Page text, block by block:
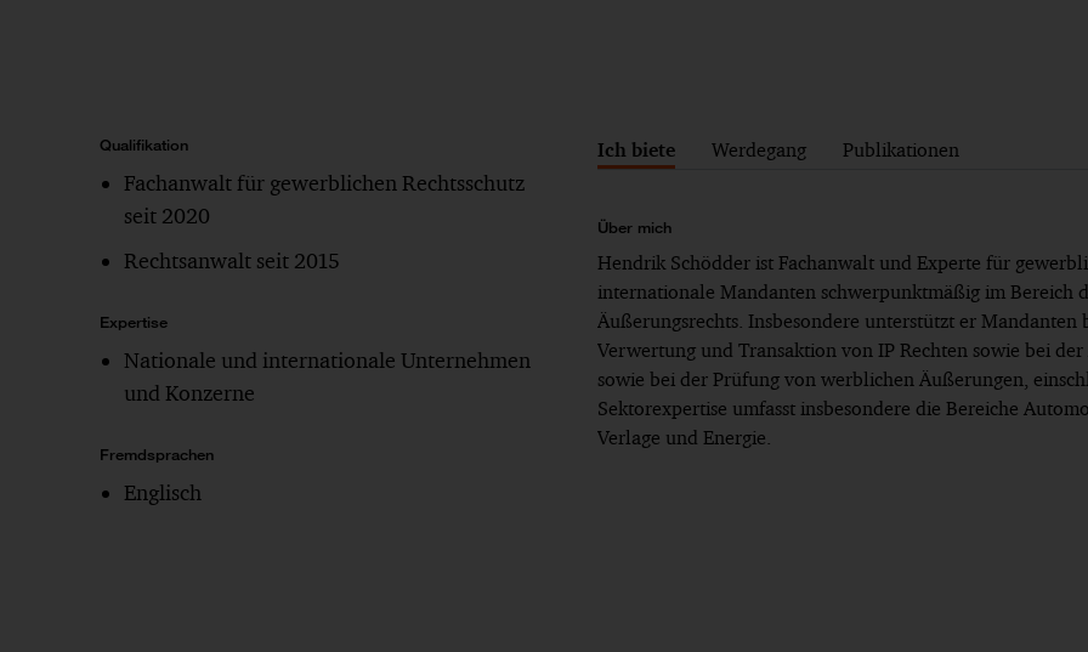
Qualifikation
Fachanwalt für gewerblichen Rechtsschutz
seit 2020
Rechtsanwalt seit 2015
Expertise
Nationale und internationale Unternehmen
und Konzerne
Fremdsprachen
Englisch
Ich biete Werdegang Publikationen
Über mich
Hendrik Schödder ist Fachanwalt und Experte für
internationale Mandanten schwerpunktmäßig im Bereich
Äußerungsrechts. Insbesondere unterstützt er
Verwertung und Transaktion von IP Rechten sowie bei
sowie bei der Prüfung von werblichen Äußerungen,
Sektorexpertise umfasst insbesondere die Bereiche
Verlage und Energie.